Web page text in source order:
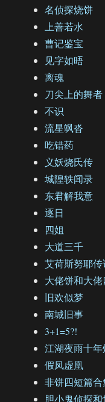
名侦探烧饼
上善若水
曹记鉴宝
见字如晤
离魂
刀尖上的舞者
不识
流星飒沓
吃错药
义妖烧氏传
城隍轶闻录
东君解我意
逐日
四姐
大道三千
艾荷斯努耶传
大佬饼和大
旧欢似梦
南城旧事
3+1=5?!
江湖夜雨十年
假凤虚凰
非饼四短篇合
胆小鬼侦探